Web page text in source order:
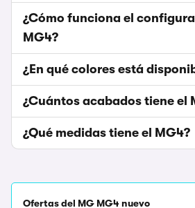
¿Cómo funciona el
MG4?
¿En qué colores está
¿Cuántos acabados tiene el
¿Qué medidas tiene el MG4?
Ofertas del MG MG4 nuevo